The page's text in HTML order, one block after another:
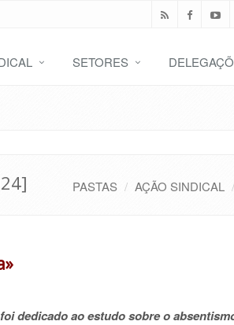
SETORES
PASTAS AÇÃO SINDICAL
dedicado ao estudo sobre o